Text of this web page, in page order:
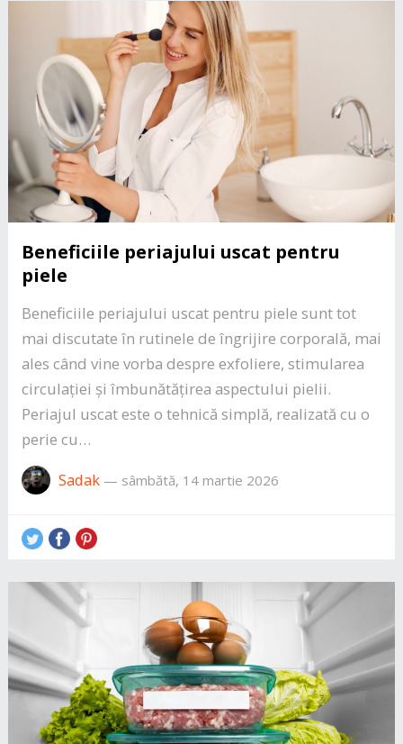
Beneficiile periajului uscat pentru
piele
Beneficiile periajului uscat pentru piele sunt tot
mai discutate în rutinele de îngrijire corporală, mai
ales când vine vorba despre exfoliere, stimularea
circulației și îmbunătățirea aspectului pielii.
Periajul uscat este o tehnică simplă, realizată cu o
perie cu…
Sadak— sâmbătă, 14 martie 2026